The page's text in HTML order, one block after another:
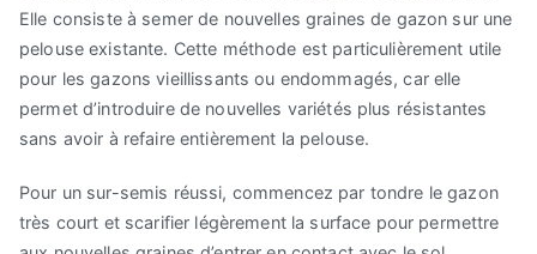
Elle consiste à semer de nouvelles graines de gazon sur une
pelouse existante. Cette méthode est particulièrement utile
pour les gazons vieillissants ou endommagés, car elle
permet d’introduire de nouvelles variétés plus résistantes
sans avoir à refaire entièrement la pelouse.
Pour un sur-semis réussi, commencez par tondre le gazon
très court et scarifier légèrement la surface pour permettre